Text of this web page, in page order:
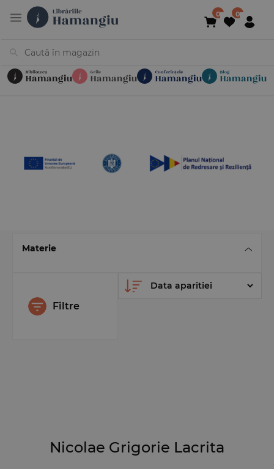
Materie
Filtre
Nicolae Grigorie Lacrita